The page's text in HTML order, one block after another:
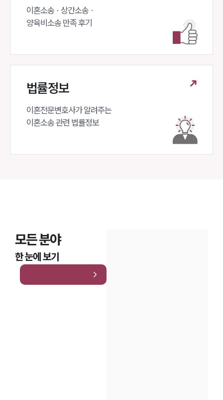
이혼소송 · 상간소송 ·
양육비소송 만족 후기
법률정보
이혼전문변호사가 알려주는
이혼소송 관련 법률정보
모든 분야
한 눈에 보기